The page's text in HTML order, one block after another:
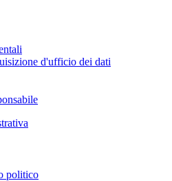
d'ufficio dei dati
politico